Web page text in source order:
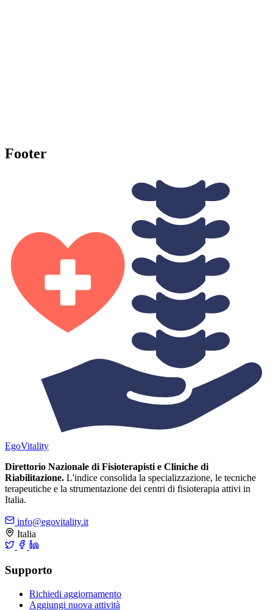
Footer
EgoVitality
Direttorio Nazionale di Fisioterapisti e Cliniche di
Riabilitazione. L'indice consolida la specializzazione, le tecniche
terapeutiche e la strumentazione dei centri di fisioterapia attivi in
Italia.
info@egovitality.it
Italia
Supporto
Richiedi aggiornamento
Aggiungi nuova attività